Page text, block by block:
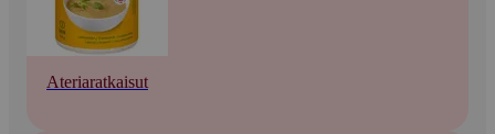
Ateriaratkaisut